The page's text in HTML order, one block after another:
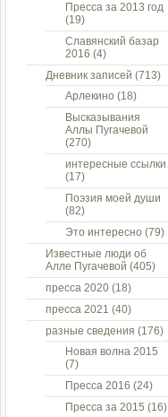
Пресса за 2013 год
(19)
Славянский базар
2016 (4)
Дневник записей (713)
Арлекино (18)
Высказывания
Аллы Пугачевой
(270)
интересные ссылки
(17)
Поэзия моей души
(82)
Это интересно (79)
Известные люди об
Алле Пугачевой (405)
пресса 2020 (18)
пресса 2021 (40)
разные сведения (176)
Новая волна 2015
(7)
Пресса 2016 (24)
Пресса за 2015 (16)